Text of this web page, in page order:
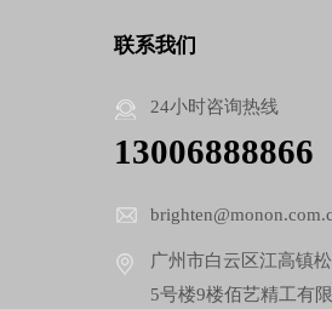
联系我们
24小时咨询热线
13006888866
广州市白云区江高镇
5号楼9楼佰艺精工有